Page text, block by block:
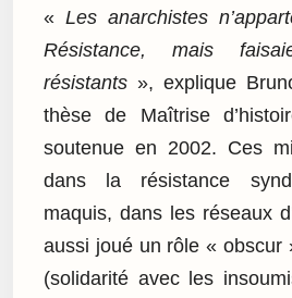
« Les anarchistes
Résistance, mais
résistants », explique
thèse de Maîtrise
soutenue en 2002. Ces
dans la résistance
maquis, dans les réseaux
aussi joué un rôle « obscur
(solidarité avec les